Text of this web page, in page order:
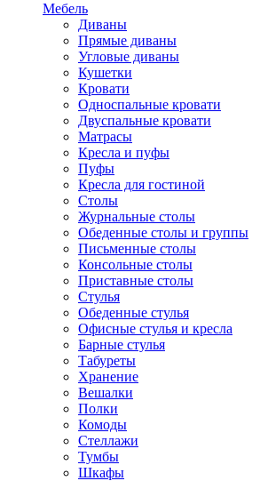
Мебель
Диваны
Прямые диваны
Угловые диваны
Кушетки
Кровати
Односпальные кровати
Двуспальные кровати
Матрасы
Кресла и пуфы
Пуфы
Кресла для гостиной
Столы
Журнальные столы
Обеденные столы и группы
Письменные столы
Консольные столы
Приставные столы
Стулья
Обеденные стулья
Офисные стулья и кресла
Барные стулья
Табуреты
Хранение
Вешалки
Полки
Комоды
Стеллажи
Тумбы
Шкафы